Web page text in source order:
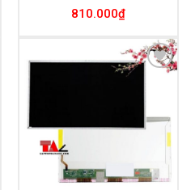
810.000₫